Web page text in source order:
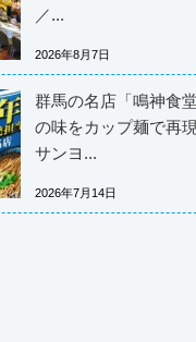
／...
2026年8月7日
群馬の名店「鳴神食堂
の味をカップ麺で再
サンヨ...
2026年7月14日